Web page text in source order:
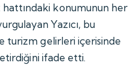
konumunun her
Yazıcı, bu
turizm gelirleri içerisinde
ifade etti.